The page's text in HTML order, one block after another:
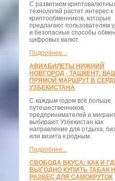
С развитием
технологий растет интерес к
криптообменников, которые
предлагают пользователям
и безопасные способы
цифровых валют.
Подробнее...
АВИАБИЛЕТЫ НИЖНИЙ
НОВГОРОД - ТАШКЕНТ:
ПРЯМОЙ МАРШРУТ В
УЗБЕКИСТАНА
С каждым годом всё больше
путешественников,
предпринимателей и
выбирают Узбекистан как
направление для отдыха,
или визита к родным.
Подробнее...
СВОБОДА ВКУСА: КАК И
ВЫГОДНО КУПИТЬ ТАБАК
РАЗВЕС ДЛЯ САМОКРУТОК